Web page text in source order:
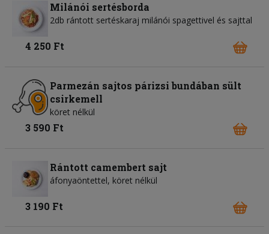
Milánói sertésborda
2db rántott sertéskaraj milánói spagettivel és sajttal
4 250 Ft
Parmezán sajtos párizsi bundában sült
csirkemell
köret nélkül
3 590 Ft
Rántott camembert sajt
áfonyaöntettel, köret nélkül
3 190 Ft